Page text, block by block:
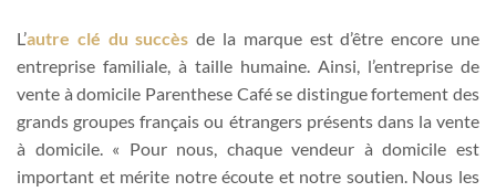
L’autre clé du succès de la marque est d’être encore une
entreprise familiale, à taille humaine. Ainsi, l’entreprise de
vente à domicile Parenthese Café se distingue fortement des
grands groupes français ou étrangers présents dans la vente
à domicile. « Pour nous, chaque vendeur à domicile est
important et mérite notre écoute et notre soutien. Nous les